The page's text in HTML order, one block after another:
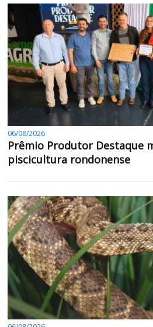
06/08/2026
Prêmio Produtor Destaque
piscicultura rondonense